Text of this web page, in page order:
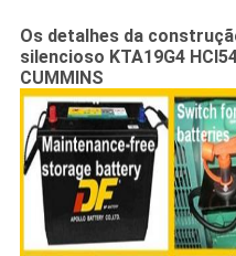
Os detalhes da
silencioso KTA19G4
CUMMINS